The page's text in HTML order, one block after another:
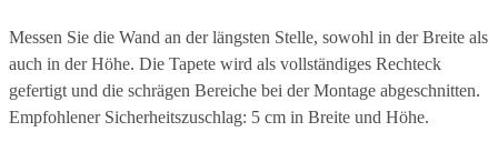
Messen Sie die Wand an der längsten Stelle, sowohl in der Breite als
auch in der Höhe. Die Tapete wird als vollständiges Rechteck
gefertigt und die schrägen Bereiche bei der Montage abgeschnitten.
Empfohlener Sicherheitszuschlag: 5 cm in Breite und Höhe.